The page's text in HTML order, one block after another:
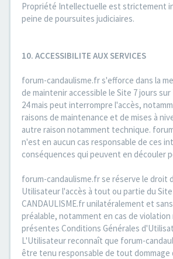
Propriété Intellectuelle est strictement
peine de poursuites judiciaires.
10. ACCESSIBILITE AUX SERVICES
forum-candaulisme.fr s'efforce dans la
de maintenir accessible le Site 7 jours
24 mais peut interrompre l'accès,
raisons de maintenance et de mises à
autre raison notamment technique.
n'est en aucun cas responsable de ces
conséquences qui peuvent en découler
forum-candaulisme.fr se réserve le droit
Utilisateur l'accès à tout ou partie du Site
CANDAULISME.fr unilatéralement et
préalable, notamment en cas de
présentes Conditions Générales
L'Utilisateur reconnaît que forum-
être tenu responsable de tout